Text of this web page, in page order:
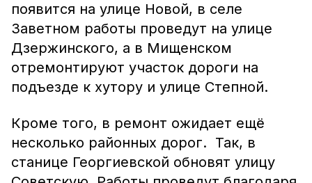
появится на улице Новой, в селе
Заветном работы проведут на улице
Дзержинского, а в Мищенском
отремонтируют участок дороги на
подъезде к хутору и улице Степной.
Кроме того, в ремонт ожидает ещё
несколько районных дорог. Так, в
станице Георгиевской обновят улицу